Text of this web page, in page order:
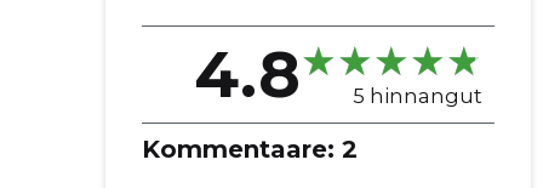
koogid
siseviimistlus
tapeetimisteenus
põrandakatte paigaldus
kipsitööd
4.8 5 hinnangut
Kommentaare: 2